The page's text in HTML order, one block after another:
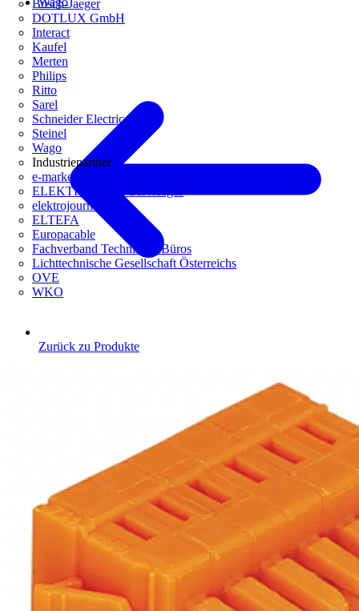
Busch-Jaeger
DOTLUX GmbH
Interact
Kaufel
Merten
Philips
Ritto
Sarel
Schneider Electric
Steinel
Wago
Industriepartner
e-marke
ELEKTRO Daten Serviceges
elektrojournal
ELTEFA
Europacable
Fachverband Technische Büros
Lichttechnische Gesellschaft Österreichs
OVE
WKO
Zurück zu Produkte